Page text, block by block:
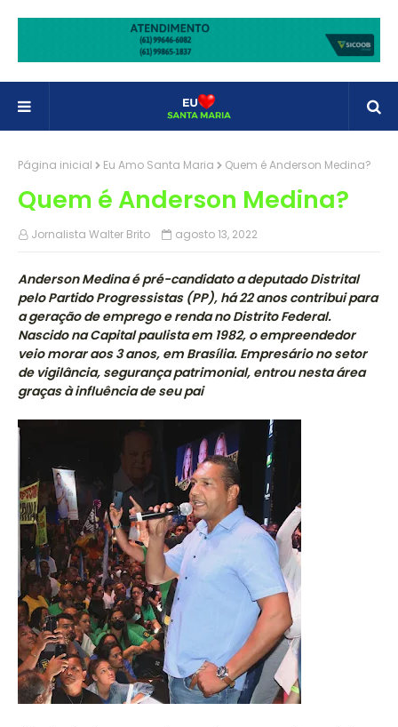
Página inicial Eu Amo Santa Maria Quem é Anderson Medina?
Quem é Anderson Medina?
Jornalista Walter Brito agosto 13, 2022
Anderson Medina é pré-candidato a deputado Distrital
pelo Partido Progressistas (PP), há 22 anos contribui para
a geração de emprego e renda no Distrito Federal.
Nascido na Capital paulista em 1982, o empreendedor
veio morar aos 3 anos, em Brasília. Empresário no setor
de vigilância, segurança patrimonial, entrou nesta área
graças à influência de seu pai